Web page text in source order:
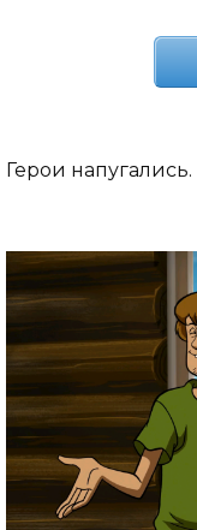
Герои напугались.